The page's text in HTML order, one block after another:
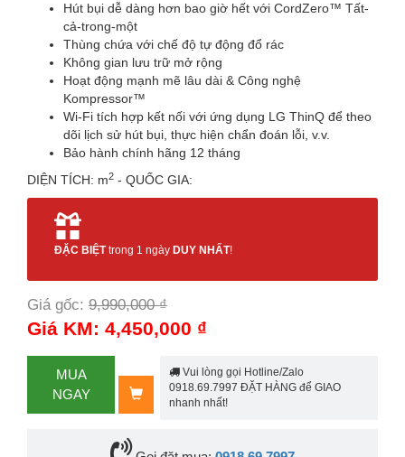
Hút bụi dễ dàng hơn bao giờ hết với CordZero™ Tất-
cả-trong-một
Thùng chứa với chế độ tự động đổ rác
Không gian lưu trữ mở rộng
Hoạt động mạnh mẽ lâu dài & Công nghệ
Kompressor™
Wi-Fi tích hợp kết nối với ứng dụng LG ThinQ để theo
dõi lịch sử hút bụi, thực hiện chẩn đoán lỗi, v.v.
Bảo hành chính hãng 12 tháng
DIỆN TÍCH: m2 - QUỐC GIA:
ĐẶC BIỆTtrong 1 ngày DUY NHẤT!
Giá gốc: 9,990,000 ₫
Giá KM: 4,450,000 ₫
MUA
NGAY
Vui lòng gọi Hotline/Zalo
0918.69.7997 ĐẶT HÀNG để GIAO
nhanh nhất!